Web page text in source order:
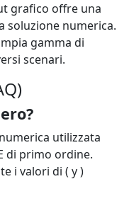
grafico offre una
soluzione numerica.
gamma di
scenari.
utilizzata
di primo ordine.
i valori di ( y )